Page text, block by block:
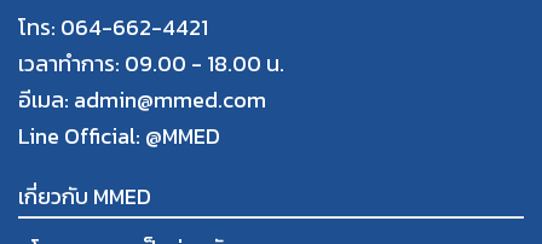
โทร: 064-662-4421
เวลาทำการ: 09.00 - 18.00 น.
อีเมล: admin@mmed.com
Line Official: @MMED
เกี่ยวกับ MMED